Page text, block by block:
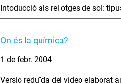
Intoducció als rellotges de sol:
On és la química?
1 de febr. 2004
Versió reduïda del vídeo elaborat